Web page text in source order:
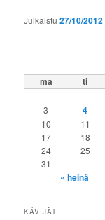
Julkaistu27/10/2012
ma ti
3 4
10
11
17
18
24
25
31
« heinä
KÄVIJÄT